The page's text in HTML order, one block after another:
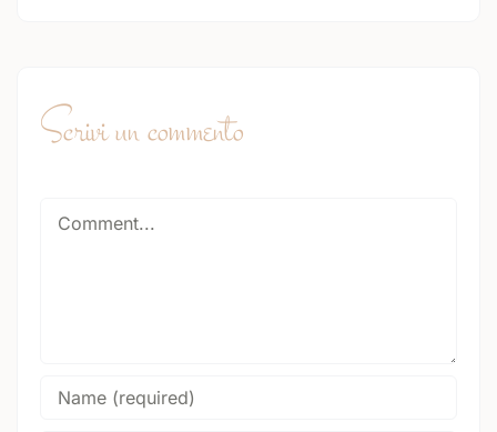
Scrivi un commento